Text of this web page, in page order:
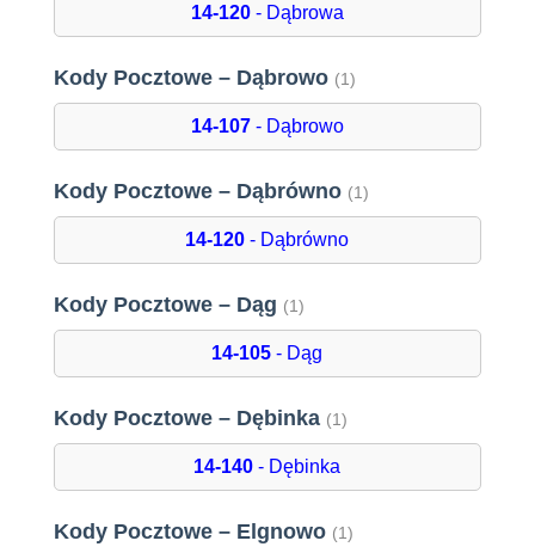
14-120- Dąbrowa
Kody Pocztowe – Dąbrowo (1)
14-107- Dąbrowo
Kody Pocztowe – Dąbrówno (1)
14-120 - Dąbrówno
Kody Pocztowe – Dąg (1)
14-105 - Dąg
Kody Pocztowe – Dębinka (1)
14-140 - Dębinka
Kody Pocztowe – Elgnowo (1)